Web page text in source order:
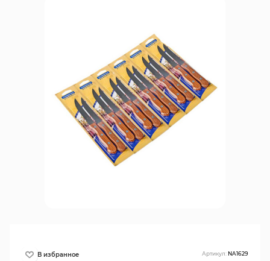
Артикул: NA1629